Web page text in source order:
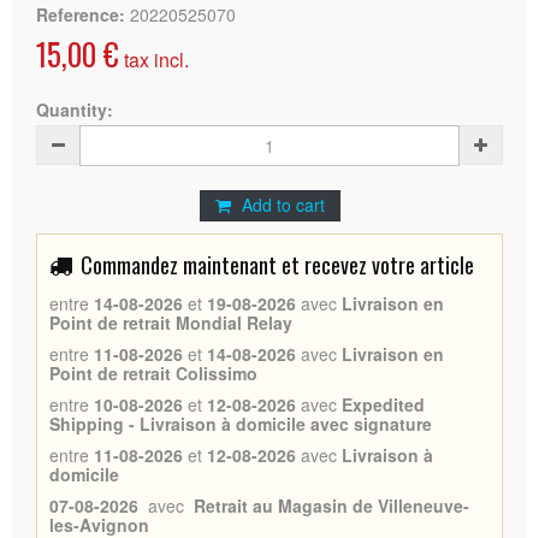
Reference: 20220525070
15,00 € tax incl.
Quantity:
Add to cart
Commandez maintenant et recevez votre article
entre 14-08-2026 et 19-08-2026 avec Livraison en
Point de retrait Mondial Relay
entre 11-08-2026 et 14-08-2026 avec Livraison en
Point de retrait Colissimo
entre 10-08-2026 et 12-08-2026 avec Expedited
Shipping - Livraison à domicile avec signature
entre 11-08-2026 et 12-08-2026 avec Livraison à
domicile
07-08-2026 avec Retrait au Magasin de Villeneuve-
les-Avignon